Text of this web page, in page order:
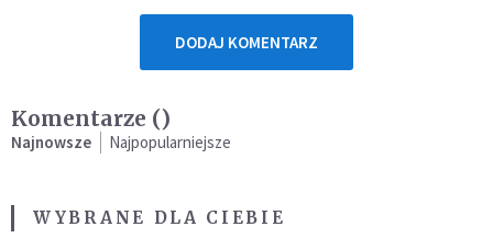
DODAJ KOMENTARZ
Komentarze ()
Najnowsze Najpopularniejsze
WYBRANE DLA CIEBIE